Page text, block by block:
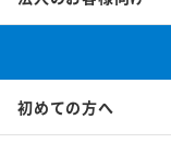
初めての方へ